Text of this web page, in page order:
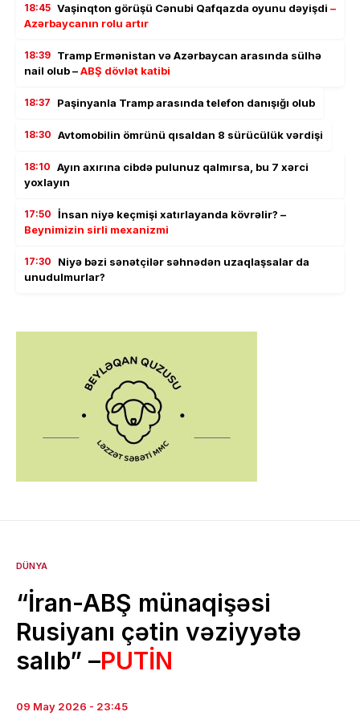
18:45 Vaşinqton görüşü Cənubi Qafqazda oyunu dəyişdi –
Azərbaycanın rolu artır
18:39 Tramp Ermənistan və Azərbaycan arasında sülhə
nail olub –ABŞ dövlət katibi
18:37 Paşinyanla Tramp arasında telefon danışığı olub
18:30 Avtomobilin ömrünü qısaldan 8 sürücülük vərdişi
18:10 Ayın axırına cibdə pulunuz qalmırsa, bu 7 xərci
yoxlayın
17:50 İnsan niyə keçmişi xatırlayanda kövrəlir? –
Beynimizin sirli mexanizmi
17:30
Niyə bəzi sənətçilər səhnədən uzaqlaşsalar da
unudulmurlar?
DÜNYA
“İran-ABŞ münaqişəsi
Rusiyanı çətin vəziyyətə
salıb” –PUTİN
09 May 2026 - 23:45